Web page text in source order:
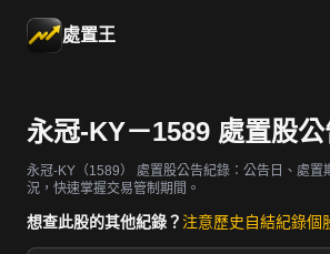
處置王
永冠-KY－1589 處置股
永冠-KY（1589）
處置股公告紀錄：公告日、處置
況，快速掌握交易管制期間。
想查此股的其他紀錄？ 注意歷史自結紀錄個